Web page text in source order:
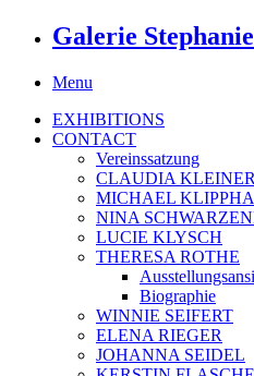
Galerie
Menu
EXHIBITIONS
CONTACT
Vereinssatzung
CLAUDIA KLEINER
MICHAEL
NINA
LUCIE KLYSCH
THERESA ROTHE
Biographie
WINNIE SEIFERT
ELENA RIEGER
JOHANNA SEIDEL